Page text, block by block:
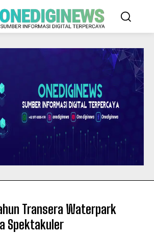
Transera Waterpark
Spektakuler